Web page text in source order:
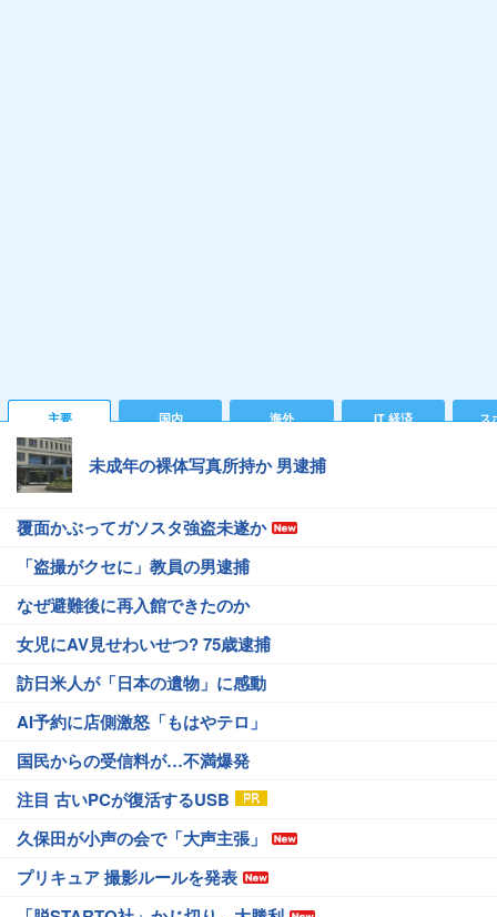
主要 国内 海外 IT 経済 ス
未成年の裸体写真所持か 男逮捕
覆面かぶってガソスタ強盗未遂か
「盗撮がクセに」教員の男逮捕
なぜ避難後に再入館できたのか
女児にAV見せわいせつ? 75歳逮捕
訪日米人が「日本の遺物」に感動
AI予約に店側激怒「もはやテロ」
国民からの受信料が…不満爆発
注目 古いPCが復活するUSB
久保田が小声の会で「大声主張」
プリキュア 撮影ルールを発表